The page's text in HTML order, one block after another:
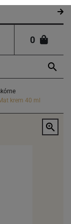
0

krem 40 ml
